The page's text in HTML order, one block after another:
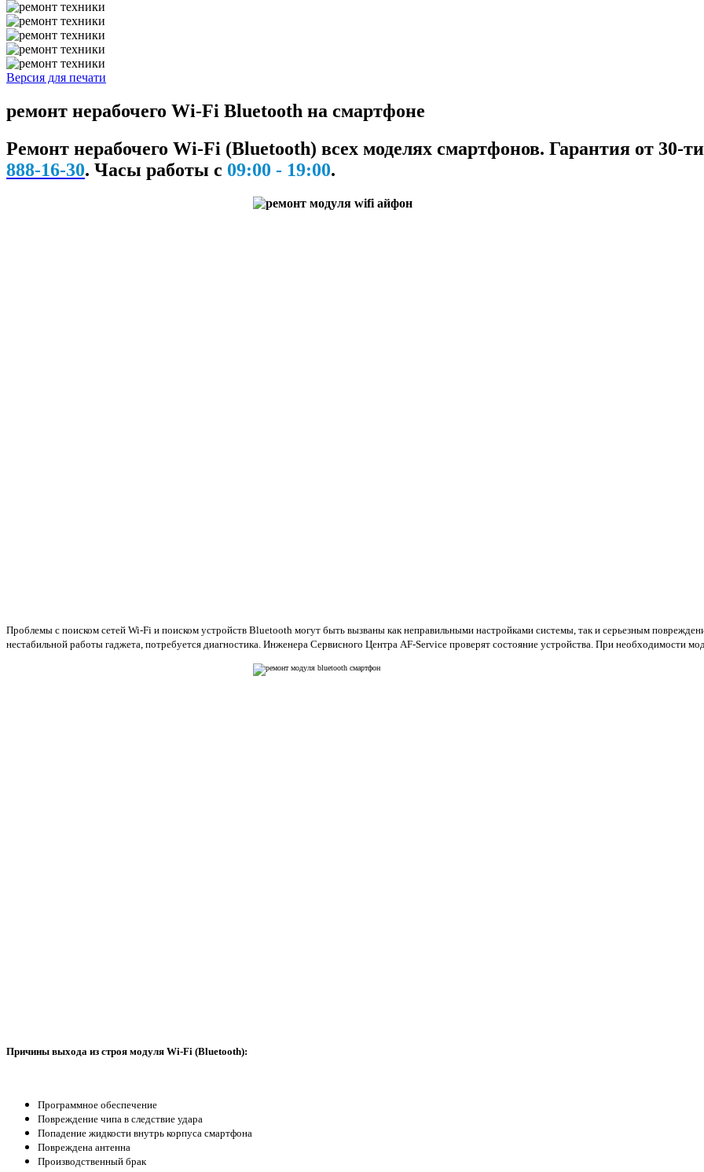
Версия для печати
ремонт нерабочего Wi-Fi Bluetooth на смартфоне
Ремонт нерабочего Wi-Fi (Bluetooth) всех моделях смартфонов. Гарантия от 30-
888-16-30. Часы работы с 09:00 - 19:00.
Проблемы с поиском сетей Wi-Fi и поиском устройств Bluetooth могут быть вызваны как неправильными настройками системы, так и серьезным
нестабильной работы гаджета, потребуется диагностика. Инженера Сервисного Центра AF-Service проверят состояние устройства. При необходимости
Причины выхода из строя модуля Wi-Fi (Bluetooth):
Программное обеспечение
Повреждение чипа в следствие удара
Попадение жидкости внутрь корпуса смартфона
Повреждена антенна
Производственный брак